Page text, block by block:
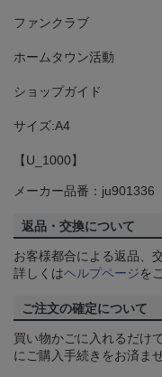
ファンクラブ
ホームタウン活動
ショップガイド
サイズ:A4
【U_1000】
メーカー品番：ju901336
返品・交換について
お客様都合による返品、
詳しくはヘルプページを
ご注文の確定について
買い物かごに入れるだけ
にご購入手続きをお済ま